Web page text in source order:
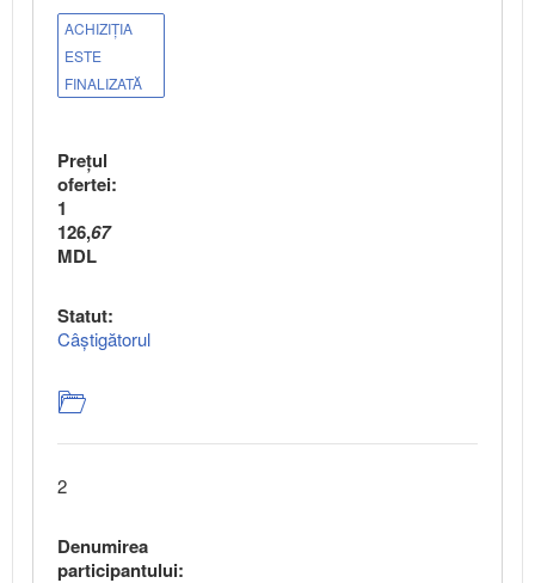
ACHIZIȚIA
ESTE
FINALIZATĂ
Preţul
ofertei:
1
126,67
MDL
Statut:
Câștigătorul
2
Denumirea
participantului: